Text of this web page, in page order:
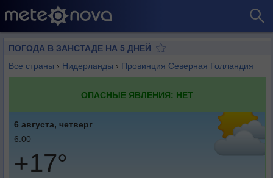
ПОГОДА В ЗАНСТАДЕ НА 5 ДНЕЙ
Все страны › Нидерланды › Провинция Северная Голландия
ОПАСНЫЕ ЯВЛЕНИЯ: НЕТ
6 августа, четверг
6:00
+17°